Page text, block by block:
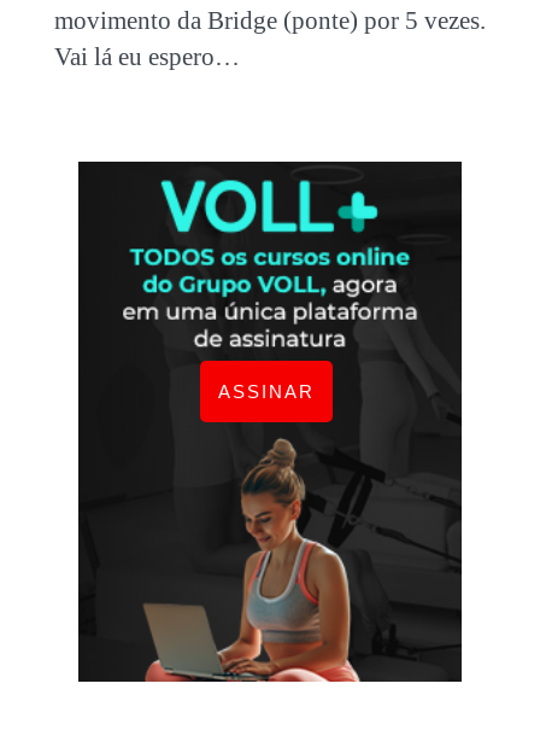
movimento da Bridge (ponte) por 5 vezes.
Vai lá eu espero…
ASSINAR